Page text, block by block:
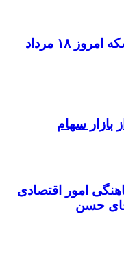
پیش‌بینی قیمت طلا، دلار و سکه امروز ۱۸ مرداد
امور اقتصادی
حسن